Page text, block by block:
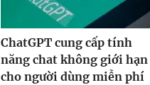
ChatGPT cung cấp tính
năng chat không giới hạn
cho người dùng miễn phí